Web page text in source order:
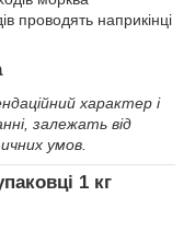
проводять наприкінці
характер і
залежать від
умов.
1 кг